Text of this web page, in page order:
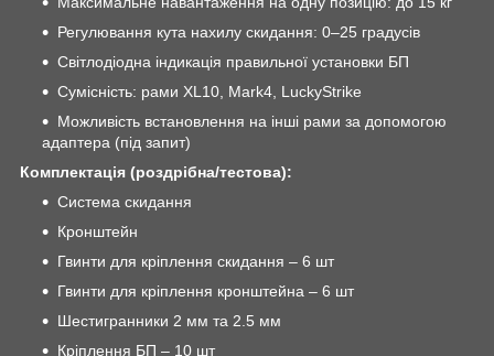
Регулювання кута нахилу скидання: 0–25 градусів
Світлодіодна індикація правильної установки БП
Сумісність: рами XL10, Mark4, LuckyStrike
Можливість встановлення на інші рами за допомогою
адаптера (під запит)
Комплектація (роздрібна/тестова):
Система скидання
Кронштейн
Гвинти для кріплення скидання – 6 шт
Гвинти для кріплення кронштейна – 6 шт
Шестигранники 2 мм та 2.5 мм
Кріплення БП – 10 шт